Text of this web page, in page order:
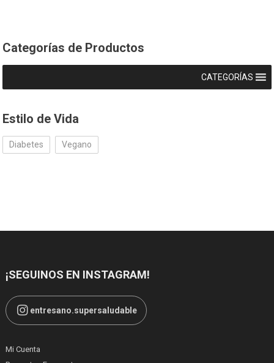
Categorías de Productos
CATEGORÍAS
Estilo de Vida
Diabetes Vegano
¡SEGUINOS EN INSTAGRAM!
entresano.supersaludable
Mi Cuenta